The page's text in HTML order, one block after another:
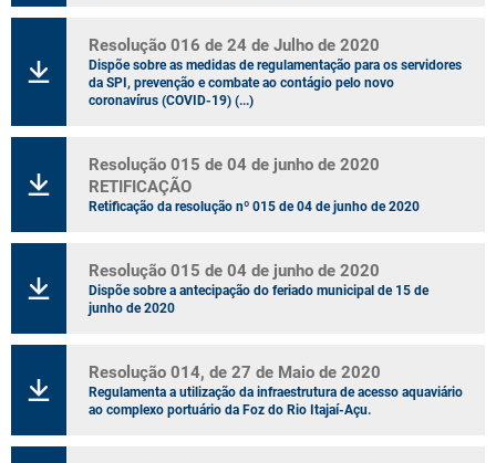
Resolução 016 de 24 de Julho de 2020
Dispõe sobre as medidas de regulamentação para os servidores
da SPI, prevenção e combate ao contágio pelo novo
coronavírus (COVID-19) (...)
Resolução 015 de 04 de junho de 2020
RETIFICAÇÃO
Retificação da resolução nº 015 de 04 de junho de 2020
Resolução 015 de 04 de junho de 2020
Dispõe sobre a antecipação do feriado municipal de 15 de
junho de 2020
Resolução 014, de 27 de Maio de 2020
Regulamenta a utilização da infraestrutura de acesso aquaviário
ao complexo portuário da Foz do Rio Itajaí-Açu.